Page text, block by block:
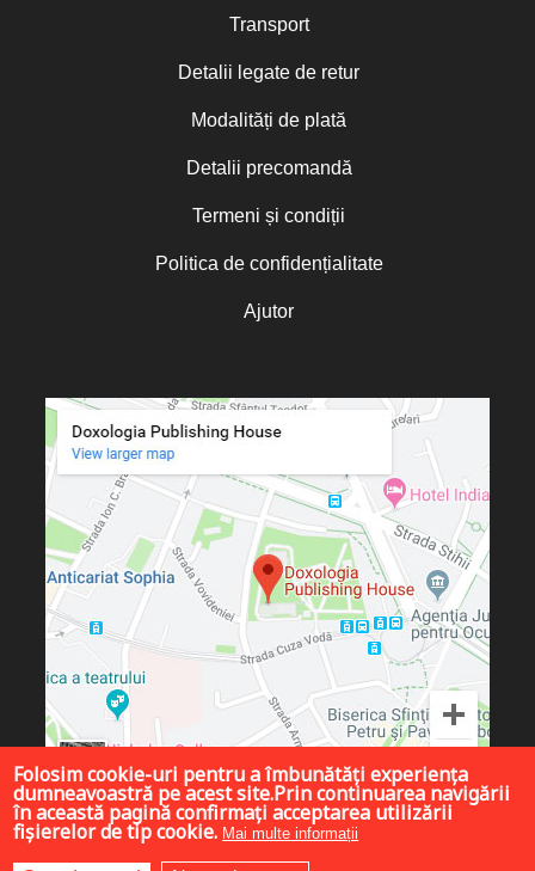
Transport
Detalii legate de retur
Modalități de plată
Detalii precomandă
Termeni și condiții
Politica de confidențialitate
Ajutor
Folosim cookie-uri pentru a îmbunătăți experiența
dumneavoastră pe acest site.Prin continuarea navigării
în această pagină confirmați acceptarea utilizării
fișierelor de tip cookie. Mai multe informații